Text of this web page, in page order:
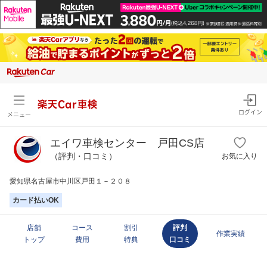
メニュー
楽天Car車検
ログイン
エイワ車検センター 戸田CS店
（評判・口コミ） お気に入り
愛知県名古屋市中川区戸田１－２０８
カード払いOK
店舗
トップ
コース
費用
割引
特典
評判
口コミ
作業実績